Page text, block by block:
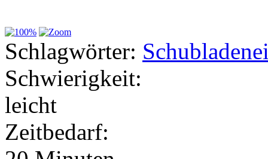
Schlagwörter:
Schwierigkeit:
leicht
Zeitbedarf: